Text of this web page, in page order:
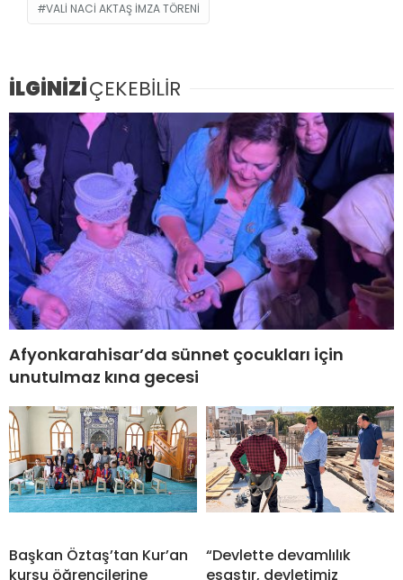
VALI NACI AKTAŞ İMZA TÖRENI
İLGİNİZİÇEKEBİLİR
Afyonkarahisar’da sünnet çocukları için
unutulmaz kına gecesi
Başkan Öztaş’tan Kur’an
kursu öğrencilerine
“Devlette devamlılık
esastır, devletimiz